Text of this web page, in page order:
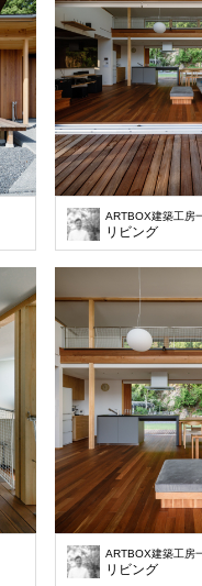
ARTBOX建築工房
リビング
ARTBOX建築工房
リビング